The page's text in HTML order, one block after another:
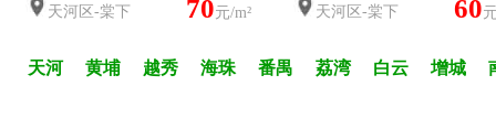
天河区-棠下 70元/m² 天河区-棠下 60
天河 黄埔 越秀 海珠 番禺 荔湾 白云 增城